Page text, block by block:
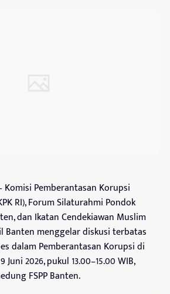
Komisi Pemberantasan Korupsi
RI), Forum Silaturahmi Pondok
dan Ikatan Cendekiawan Muslim
Banten menggelar diskusi terbatas
dalam Pemberantasan Korupsi di
Juni 2026, pukul 13.00–15.00 WIB,
FSPP Banten.